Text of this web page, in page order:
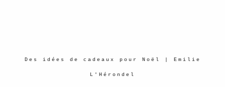
Des idées de cadeaux pour Noël | Emilie
L'Hérondel